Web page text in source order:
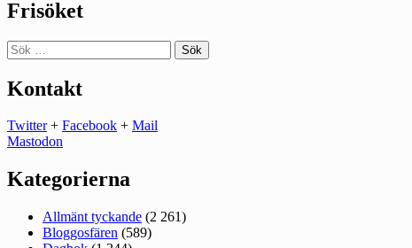
Frisöket
Sök
efter:
Kontakt
Twitter+ Facebook + Mail
Mastodon
Kategorierna
Allmänt tyckande (2 261)
Bloggosfären (589)